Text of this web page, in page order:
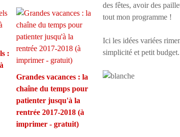
:
Grandes vacances : la
chaîne du temps pour
patienter jusqu'à la
rentrée 2017-2018 (à
imprimer - gratuit)
des fêtes, avoir des
tout mon programme !
Ici les idées variées
simplicité et petit budget.